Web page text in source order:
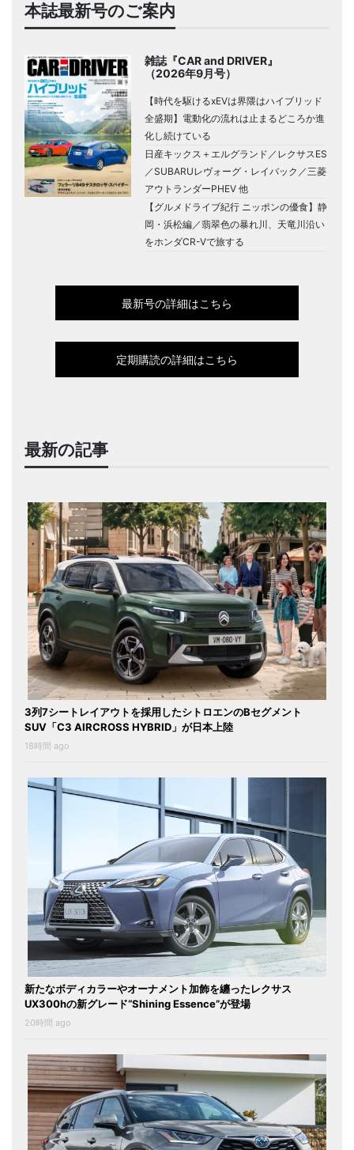
本誌最新号のご案内
雑誌『CAR and DRIVER』
（2026年9月号）
【時代を駆けるxEVは界隈はハイブリッド
全盛期】電動化の流れは止まるどころか進
化し続けている
日産キックス＋エルグランド／レクサスES
／SUBARUレヴォーグ・レイバック／三菱
アウトランダーPHEV 他
【グルメドライブ紀行 ニッポンの優食】静
岡・浜松編／翡翠色の暴れ川、天竜川沿い
をホンダCR-Vで旅する
最新号の詳細はこちら
定期購読の詳細はこちら
最新の記事
3列7シートレイアウトを採用したシトロエンのBセグメント
SUV「C3 AIRCROSS HYBRID」が日本上陸
18時間 ago
新たなボディカラーやオーナメント加飾を纏ったレクサス
UX300hの新グレード“Shining Essence”が登場
20時間 ago